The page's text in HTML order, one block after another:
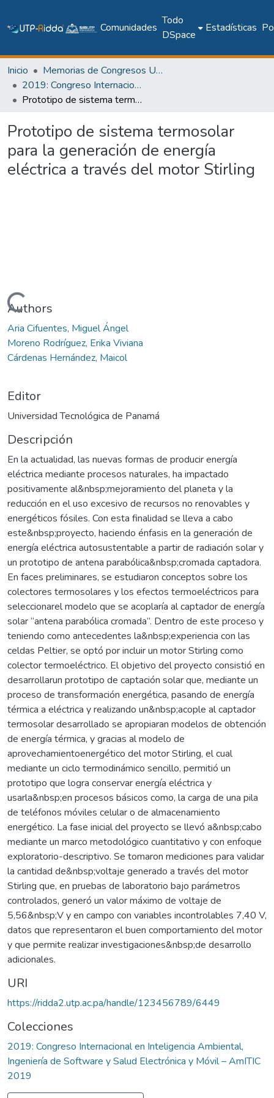
Comunidades
Todo
DSpace
Estadísticas
Inicio
Memorias de Congresos UTP
2019: Congreso Internacional en Inteligencia Ambiental, Ingeniería de Software y Salud Electrónica y Móvil – AmITIC 2019
Prototipo de sistema termosolar para la generación de energía eléctrica a través del motor Stirling
Prototipo de sistema termosolar
para la generación de energía
eléctrica a través del motor Stirling
Cargando...
Authors
Aria Cifuentes, Miguel Ángel
Moreno Rodríguez, Erika Viviana
Cárdenas Hernández, Maicol
Editor
Universidad Tecnológica de Panamá
Descripción
En la actualidad, las nuevas formas de producir energía
eléctrica mediante procesos naturales, ha impactado
positivamente al&nbsp;mejoramiento del planeta y la
reducción en el uso excesivo de recursos no renovables y
energéticos fósiles. Con esta finalidad se lleva a cabo
este&nbsp;proyecto, haciendo énfasis en la generación de
energía eléctrica autosustentable a partir de radiación solar y
un prototipo de antena parabólica&nbsp;cromada captadora.
En faces preliminares, se estudiaron conceptos sobre los
colectores termosolares y los efectos termoeléctricos para
seleccionarel modelo que se acoplaría al captador de energía
solar “antena parabólica cromada”. Dentro de este proceso y
teniendo como antecedentes la&nbsp;experiencia con las
celdas Peltier, se optó por incluir un motor Stirling como
colector termoeléctrico. El objetivo del proyecto consistió en
desarrollarun prototipo de captación solar que, mediante un
proceso de transformación energética, pasando de energía
térmica a eléctrica y realizando un&nbsp;acople al captador
termosolar desarrollado se apropiaran modelos de obtención
de energía térmica, y gracias al modelo de
aprovechamientoenergético del motor Stirling, el cual
mediante un ciclo termodinámico sencillo, permitió un
prototipo que logra conservar energía eléctrica y
usarla&nbsp;en procesos básicos como, la carga de una pila
de teléfonos móviles celular o de almacenamiento
energético. La fase inicial del proyecto se llevó a&nbsp;cabo
mediante un marco metodológico cuantitativo y con enfoque
exploratorio-descriptivo. Se tomaron mediciones para validar
la cantidad de&nbsp;voltaje generado a través del motor
Stirling que, en pruebas de laboratorio bajo parámetros
controlados, generó un valor máximo de voltaje de
5,56&nbsp;V y en campo con variables incontrolables 7,40 V,
datos que representaron el buen comportamiento del motor
y que permite realizar investigaciones&nbsp;de desarrollo
adicionales.
URI
https://ridda2.utp.ac.pa/handle/123456789/6449
Colecciones
2019: Congreso Internacional en Inteligencia Ambiental,
Ingeniería de Software y Salud Electrónica y Móvil – AmITIC
2019